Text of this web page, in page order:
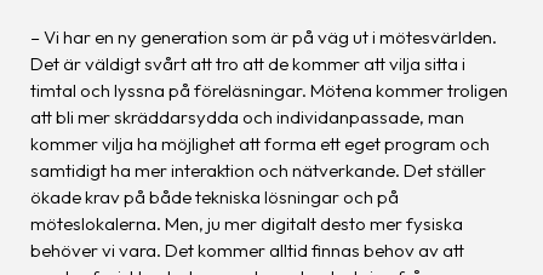
– Vi har en ny generation som är på väg ut i mötesvärlden.
Det är väldigt svårt att tro att de kommer att vilja sitta i
timtal och lyssna på föreläsningar. Mötena kommer troligen
att bli mer skräddarsydda och individanpassade, man
kommer vilja ha möjlighet att forma ett eget program och
samtidigt ha mer interaktion och nätverkande. Det ställer
ökade krav på både tekniska lösningar och på
möteslokalerna. Men, ju mer digitalt desto mer fysiska
behöver vi vara. Det kommer alltid finnas behov av att